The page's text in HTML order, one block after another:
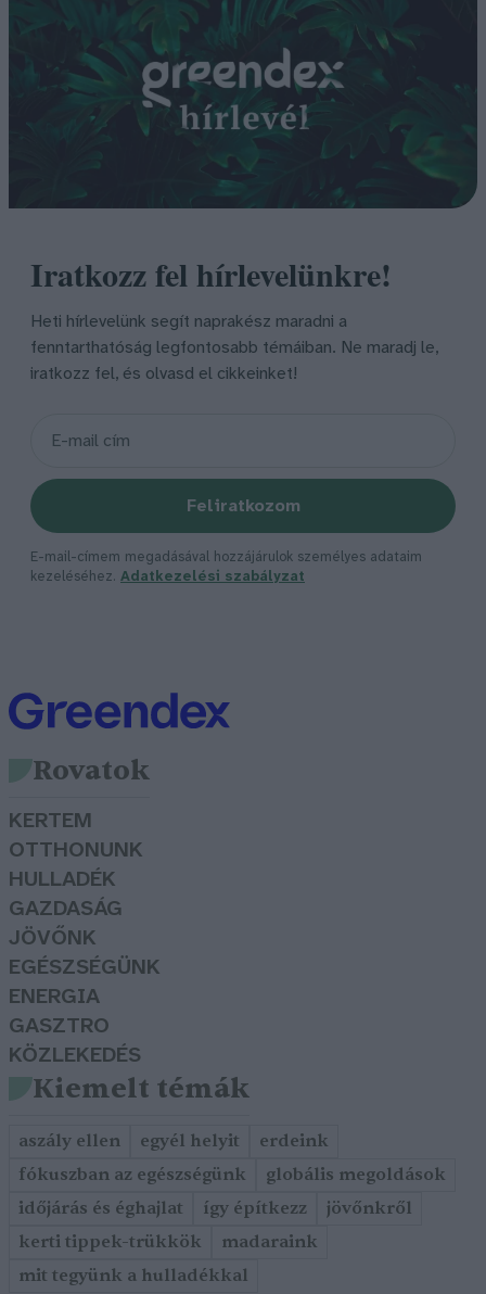
Iratkozz fel hírlevelünkre!
Heti hírlevelünk segít naprakész maradni a
fenntarthatóság legfontosabb témáiban. Ne maradj le,
iratkozz fel, és olvasd el cikkeinket!
Feliratkozom
E-mail-címem megadásával hozzájárulok személyes adataim
kezeléséhez. Adatkezelési szabályzat
Rovatok
KERTEM
OTTHONUNK
HULLADÉK
GAZDASÁG
JÖVŐNK
EGÉSZSÉGÜNK
ENERGIA
GASZTRO
KÖZLEKEDÉS
Kiemelt témák
aszály ellen egyél helyit
erdeink
fókuszban az egészségünk
globális megoldások
időjárás és éghajlat
így építkezz
jövőnkről
kerti tippek-trükkök
madaraink
mit tegyünk a hulladékkal